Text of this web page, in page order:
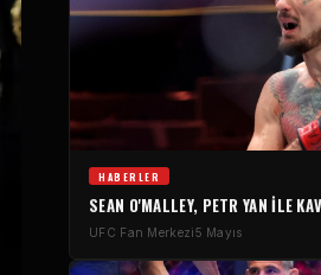
HABERLER
SEAN O'MALLEY, PETR YAN ILE
UFC Fan Merkezi5 Mayıs